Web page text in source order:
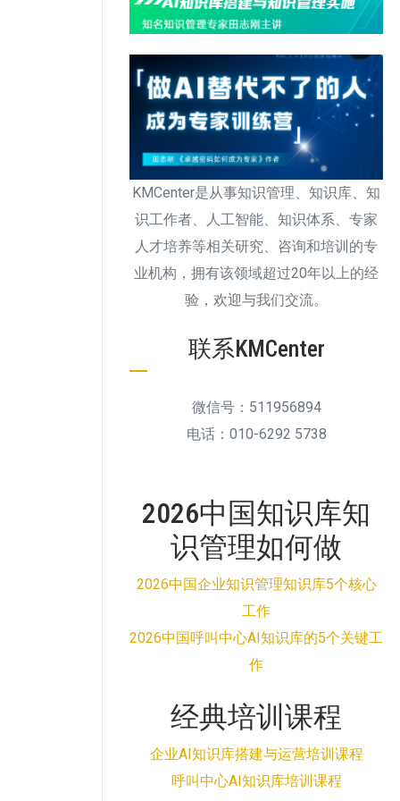
KMCenter是从事知识管理、知识库、知
识工作者、人工智能、知识体系、专家
人才培养等相关研究、咨询和培训的专
业机构，拥有该领域超过20年以上的经
验，欢迎与我们交流。
联系KMCenter
微信号：511956894
电话：010-6292 5738
2026中国知识库知
识管理如何做
2026中国企业知识管理知识库5个核心
工作
2026中国呼叫中心AI知识库的5个关键工
作
经典培训课程
企业AI知识库搭建与运营培训课程
呼叫中心AI知识库培训课程